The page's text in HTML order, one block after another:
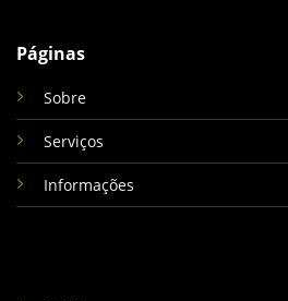
Páginas
Sobre
Serviços
Informações